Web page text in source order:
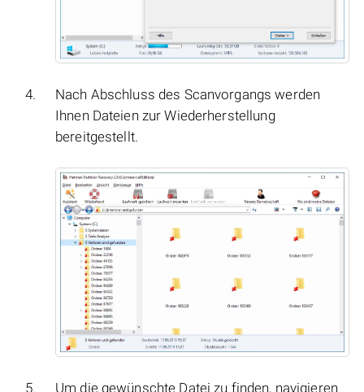
Nach Abschluss des Scanvorgangs werden
Ihnen Dateien zur Wiederherstellung
bereitgestellt.
Um die gewünschte Datei zu finden, navigieren